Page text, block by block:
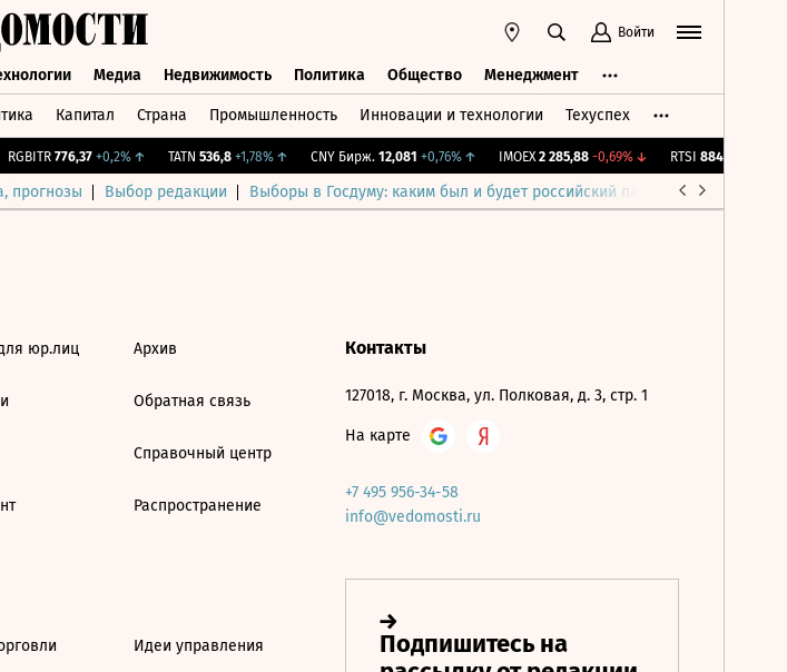
Войти
Медиа Недвижимость Политика Общество Менеджмент
Капитал Страна Промышленность Инновации и технологии Техуспех
RGBITR 776,37 +0,2%↑ TATN 536,8 +1,78%↑ CNY Бирж. 12,081 +0,76%↑ IMOEX 2 285,88 -0,69%↓ RTSI 884,56
прогнозы Выбор редакции Выборы в Госдуму: каким был и будет российский парламент
юр.лиц Архив
Обратная связь
Справочный центр
Распространение
Идеи управления
Контакты
127018, г. Москва, ул. Полковая, д. 3, стр. 1
На карте
+7 495 956-34-58
info@vedomosti.ru